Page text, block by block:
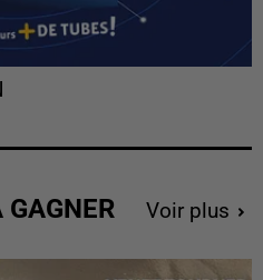
Voir plus